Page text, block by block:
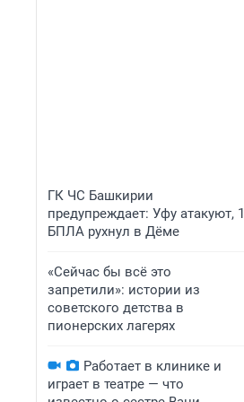
ГК ЧС Башкирии
предупреждает: Уфу атакуют, 1
БПЛА рухнул в Дёме
«Сейчас бы всё это
запретили»: истории из
советского детства в
пионерских лагерях
Работает в клинике и
играет в театре — что